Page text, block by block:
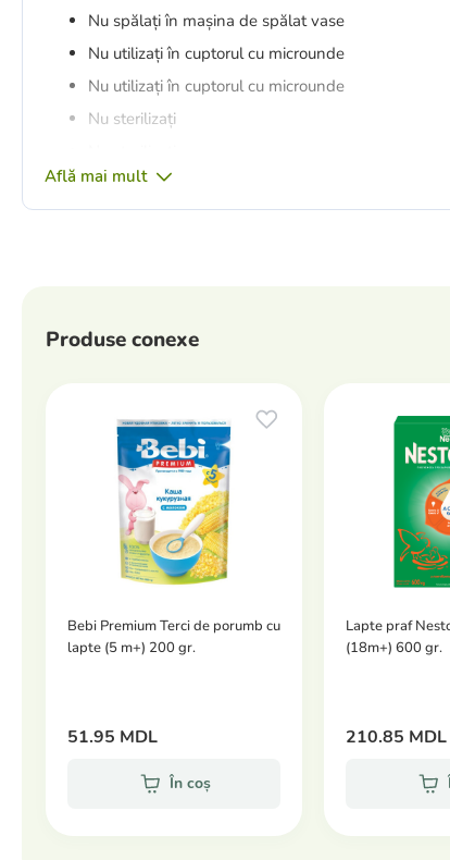
Nu spălați în mașina de spălat vase
Nu utilizați în cuptorul cu microunde
Nu utilizați în cuptorul cu microunde
Nu sterilizați
Convenabil și practic - util atât în ​​timpul
Un capac strâns și convenabil protejează
Află mai mult
Produse conexe
Bebi Premium Terci de porumb cu
lapte (5 m+) 200 gr.
51.95 MDL
În coș
Lapte praf
(18m+) 600 gr.
210.85 MDL